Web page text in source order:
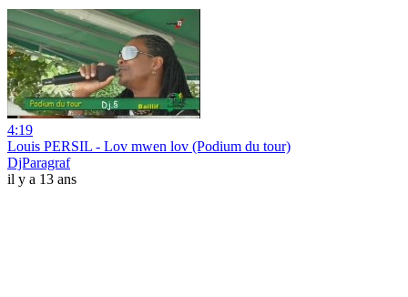
4:19
Louis PERSIL - Lov mwen lov (Podium du tour)
DjParagraf
il y a 13 ans